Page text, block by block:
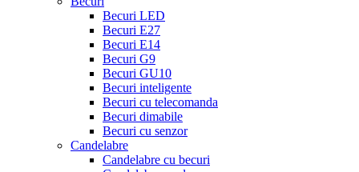
Becuri LED
Becuri E27
Becuri E14
Becuri G9
Becuri GU10
Becuri inteligente
Becuri cu telecomanda
Becuri dimabile
Becuri cu senzor
Candelabre
Candelabre cu becuri